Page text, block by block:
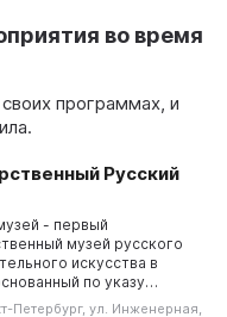
во время
программах, и
Русский
- первый
музей русского
искусства в
по указу
III, а в 1895 году
Петербург, ул. Инженерная,